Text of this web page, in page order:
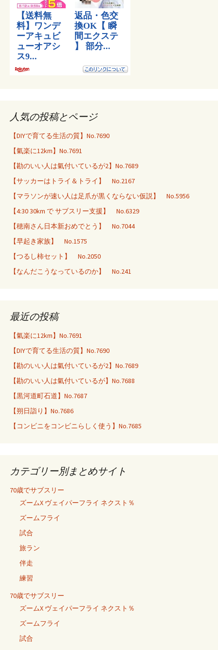
人気の投稿とページ
【DIYで育てる生活の質】No.7690
【氣楽に12km】No.7691
【勘のいい人は氣付いているが2】No.7689
【サッカーはトライ＆トライ】 No.2167
【マラソンが速い人は足爪が黒くならない仮説】 No.5956
【4:30 30km で サブスリー支援】 No.6329
【穂南さん日本新おめでとう】 No.7044
【早起き家族】 No.1575
【つるし柿セット】 No.2050
【なんだこうなっているのか】 No.241
最近の投稿
【氣楽に12km】No.7691
【DIYで育てる生活の質】No.7690
【勘のいい人は氣付いているが2】No.7689
【勘のいい人は氣付いているが】No.7688
【黒河道町石道】No.7687
【朔日詣り】No.7686
【コンビニをコンビニらしく使う】No.7685
カテゴリー別まとめサイト
70歳でサブスリー
ズームX ヴェイパーフライ ネクスト％
ズームフライ
試合
旅ラン
伴走
練習
70歳でサブスリー
ズームX ヴェイパーフライ ネクスト％
ズームフライ
試合